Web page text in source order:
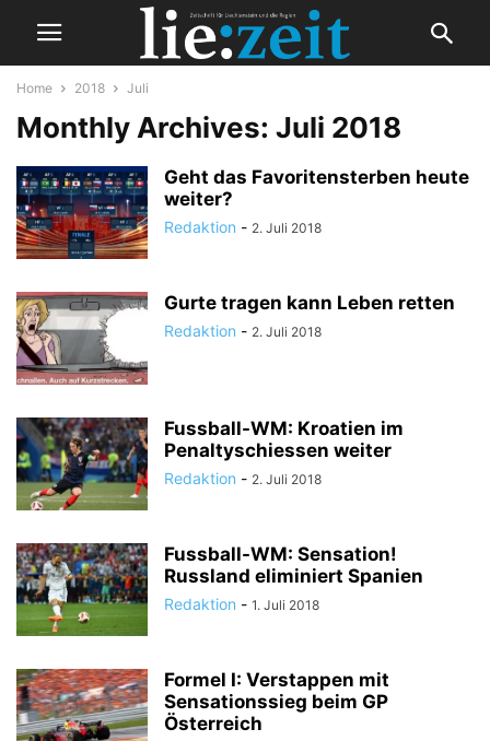
Home 2018 Juli
Monthly Archives: Juli 2018
Geht das Favoritensterben heute
weiter?
Redaktion - 2. Juli 2018
Gurte tragen kann Leben retten
Redaktion - 2. Juli 2018
Fussball-WM: Kroatien im
Penaltyschiessen weiter
Redaktion - 2. Juli 2018
Fussball-WM: Sensation!
Russland eliminiert Spanien
Redaktion - 1. Juli 2018
Formel I: Verstappen mit
Sensationssieg beim GP
Österreich